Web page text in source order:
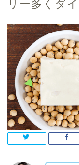
リー多くダ